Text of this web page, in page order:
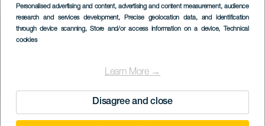
Personalised advertising and content, advertising and content measurement, audience
research and services development, Precise geolocation data, and identification
through device scanning, Store and/or access information on a device, Technical
cookies
Learn More →
Disagree and close
Imagen
Listado